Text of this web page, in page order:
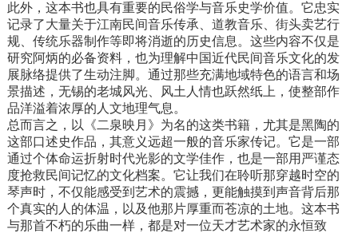
此外，这本书也具有重要的民俗学与音乐史学价值。它忠实
记录了大量关于江南民间音乐传承、道教音乐、街头卖艺行
规、传统乐器制作等即将消逝的历史信息。这些内容不仅是
研究阿炳的必备资料，也为理解中国近代民间音乐文化的发
展脉络提供了生动注脚。通过那些充满地域特色的语言和场
景描述，无锡的老城风光、风土人情也跃然纸上，使整部作
品洋溢着浓厚的人文地理气息。
总而言之，以《二泉映月》为名的这类书籍，尤其是黑陶的
这部口述史作品，其意义远超一般的音乐家传记。它是一部
通过个体命运折射时代光影的文学佳作，也是一部用严谨态
度抢救民间记忆的文化档案。它让我们在聆听那穿越时空的
琴声时，不仅能感受到艺术的震撼，更能触摸到声音背后那
个真实的人的体温，以及他那片厚重而苍凉的土地。这本书
与那首不朽的乐曲一样，都是对一位天才艺术家的永恒致